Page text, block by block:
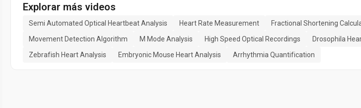
Explorar más videos
Semi Automated Optical Heartbeat Analysis Heart Rate Measurement
Fractional Shortening
Movement Detection Algorithm
M Mode Analysis High Speed Optical Recordings
Drosophila
Zebrafish Heart Analysis
Embryonic Mouse Heart Analysis Arrhythmia Quantification